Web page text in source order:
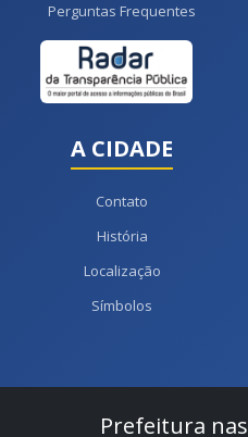
Perguntas Frequentes
A CIDADE
Contato
História
Localização
Símbolos
Prefeitura